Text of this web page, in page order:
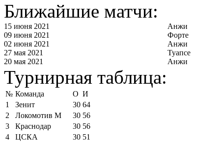
Ближайшие матчи:
15 июня 2021
Анжи
09 июня 2021
Форте
02 июня 2021
Анжи
27 мая 2021
Туапсе
20 мая 2021
Анжи
Турнирная таблица:
№ Команда О И
1
Зенит 30 64
2
Локомотив М 30 56
3
Краснодар 30 56
4
ЦСКА 30 51